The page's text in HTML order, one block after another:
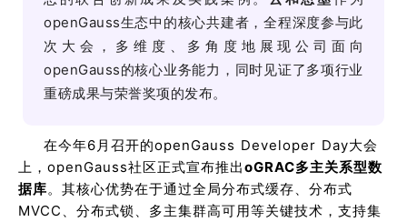
openGauss生态中的核心共建者，全程深度参与此
次大会，多维度、多角度地展现公司面向
openGauss的核心业务能力，同时见证了多项行业
重磅成果与荣誉奖项的发布。
在今年6月召开的openGauss Developer Day大会
上，openGauss社区正式宣布推出oGRAC多主关系型数
据库。其核心优势在于通过全局分布式缓存、分布式
MVCC、分布式锁、多主集群高可用等关键技术，支持集